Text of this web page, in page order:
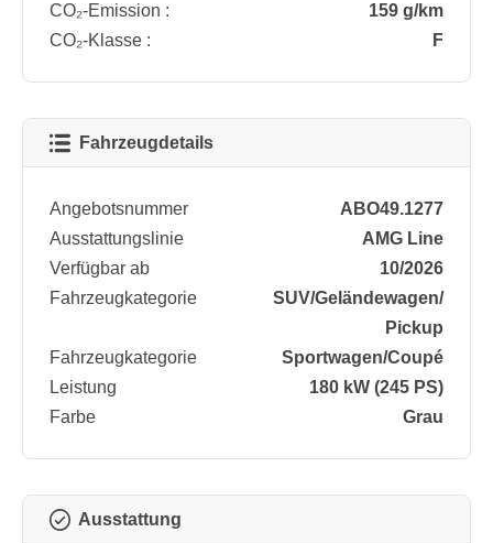
CO₂-Emission :
159 g/km
CO₂-Klasse :
F
Fahrzeugdetails
Angebotsnummer
ABO49.1277
Ausstattungslinie
AMG Line
Verfügbar ab
10/2026
Fahrzeugkategorie
SUV/​Geländewagen/​
Pickup
Fahrzeugkategorie
Sportwagen/​Coupé
Leistung
180 kW (245 PS)
Farbe
Grau
Ausstattung